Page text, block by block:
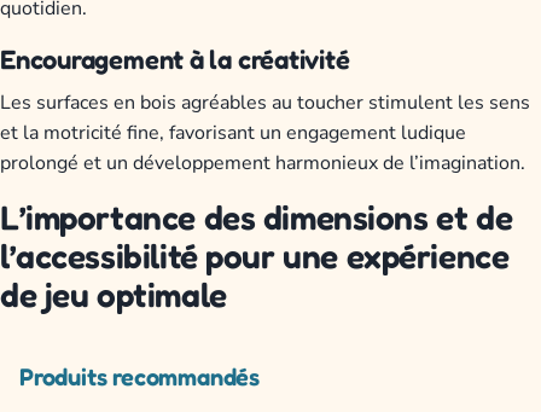
quotidien.
Encouragement à la créativité
Les surfaces en bois agréables au toucher stimulent les sens
et la motricité fine, favorisant un engagement ludique
prolongé et un développement harmonieux de l’imagination.
L’importance des dimensions et de
l’accessibilité pour une expérience
de jeu optimale
Produits recommandés